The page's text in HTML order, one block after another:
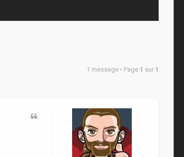
1 message • Page 1 sur 1